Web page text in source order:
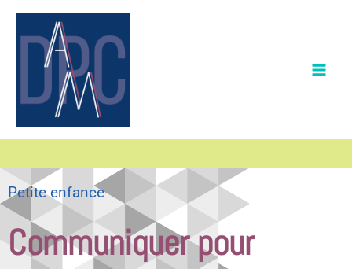
Aller
Petite enfance
Communiquer pour